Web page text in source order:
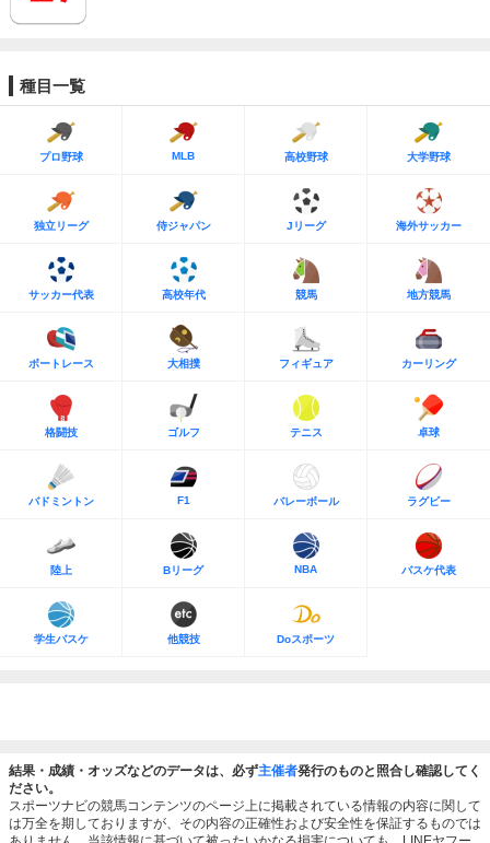
種目一覧
プロ野球 MLB 高校野球 大学野球
独立リーグ 侍ジャパン Jリーグ 海外サッカー
サッカー代表 高校年代 競馬 地方競馬
ボートレース 大相撲 フィギュア カーリング
格闘技 ゴルフ テニス 卓球
バドミントン F1 バレーボール ラグビー
陸上 Bリーグ NBA バスケ代表
学生バスケ 他競技 Doスポーツ
結果・成績・オッズなどのデータは、必ず主催者発行のものと照合し確認してく
ださい。
スポーツナビの競馬コンテンツのページ上に掲載されている情報の内容に関して
は万全を期しておりますが、その内容の正確性および安全性を保証するものでは